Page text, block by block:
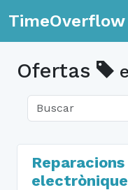
TimeOverflow
Ofertas